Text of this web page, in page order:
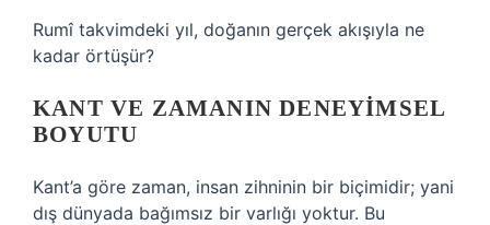
Rumî takvimdeki yıl, doğanın gerçek akışıyla ne
kadar örtüşür?
KANT VE ZAMANIN DENEYIMSEL
BOYUTU
Kant’a göre zaman, insan zihninin bir biçimidir; yani
dış dünyada bağımsız bir varlığı yoktur. Bu